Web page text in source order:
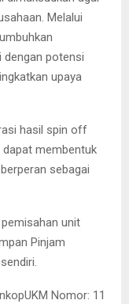
Melalui
potensi
upaya
hasil spin off
membentuk
sebagai
unit
Pinjam
Nomor: 11